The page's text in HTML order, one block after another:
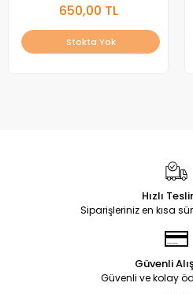
650,00 TL
Stokta Yok
Hızlı
Siparişleriniz en kısa
Güvenli
Güvenli ve kolay